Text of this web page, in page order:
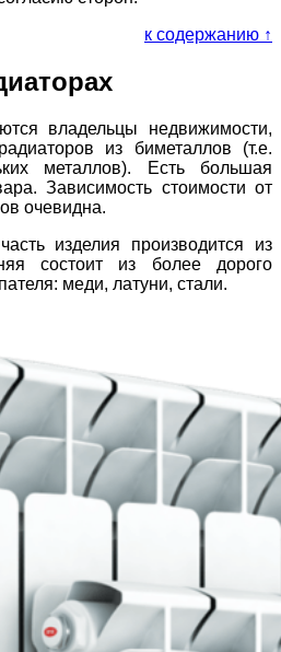
к содержанию ↑
владельцы недвижимости,
из биметаллов (т.е.
металлов). Есть большая
Зависимость стоимости от
очевидна.
изделия производится из
состоит из более дорого
меди, латуни, стали.